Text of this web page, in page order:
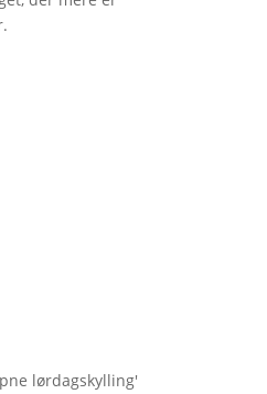
lørdagskylling'